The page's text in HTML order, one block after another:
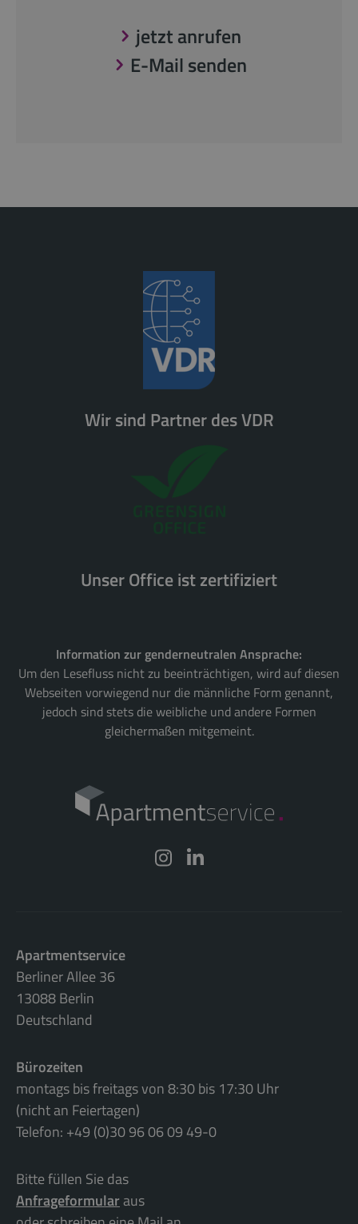
jetzt anrufen
E-Mail senden
Wir sind Partner des VDR
Unser Office ist zertifiziert
Information zur genderneutralen Ansprache:
Um den Lesefluss nicht zu beeinträchtigen, wird auf diesen
Webseiten vorwiegend nur die männliche Form genannt,
jedoch sind stets die weibliche und andere Formen
gleichermaßen mitgemeint.
Apartmentservice
Berliner Allee 36
13088 Berlin
Deutschland
Bürozeiten
montags bis freitags von 8:30 bis 17:30 Uhr
(nicht an Feiertagen)
Telefon: +49 (0)30 96 06 09 49-0
Bitte füllen Sie das
Anfrageformularaus